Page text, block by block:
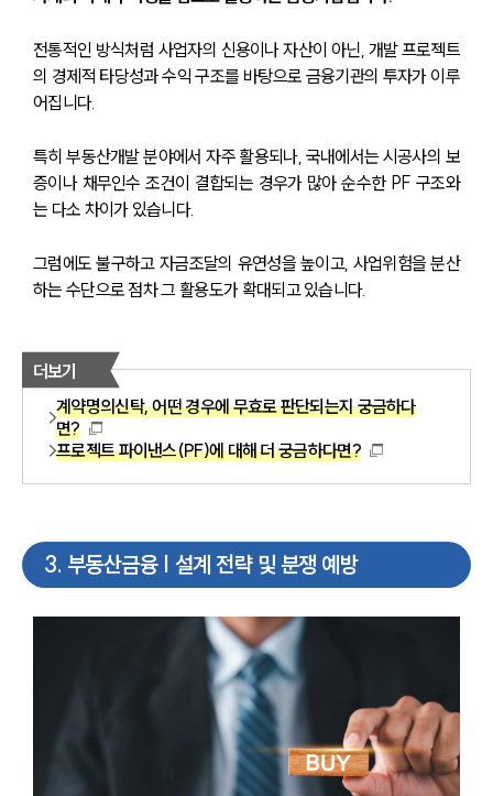
전통적인 방식처럼 사업자의 신용이나 자산이 아닌, 개발 프로젝트
의 경제적 타당성과 수익 구조를 바탕으로 금융기관의 투자가 이루
어집니다.
특히 부동산개발 분야에서 자주 활용되나, 국내에서는 시공사의 보
증이나 채무인수 조건이 결합되는 경우가 많아 순수한 PF 구조와
는 다소 차이가 있습니다.
그럼에도 불구하고 자금조달의 유연성을 높이고, 사업위험을 분산
하는 수단으로 점차 그 활용도가 확대되고 있습니다.
더보기
계약명의신탁, 어떤 경우에 무효로 판단되는지 궁금하다
면?
프로젝트 파이낸스(PF)에 대해 더 궁금하다면?
3. 부동산금융 | 설계 전략 및 분쟁 예방